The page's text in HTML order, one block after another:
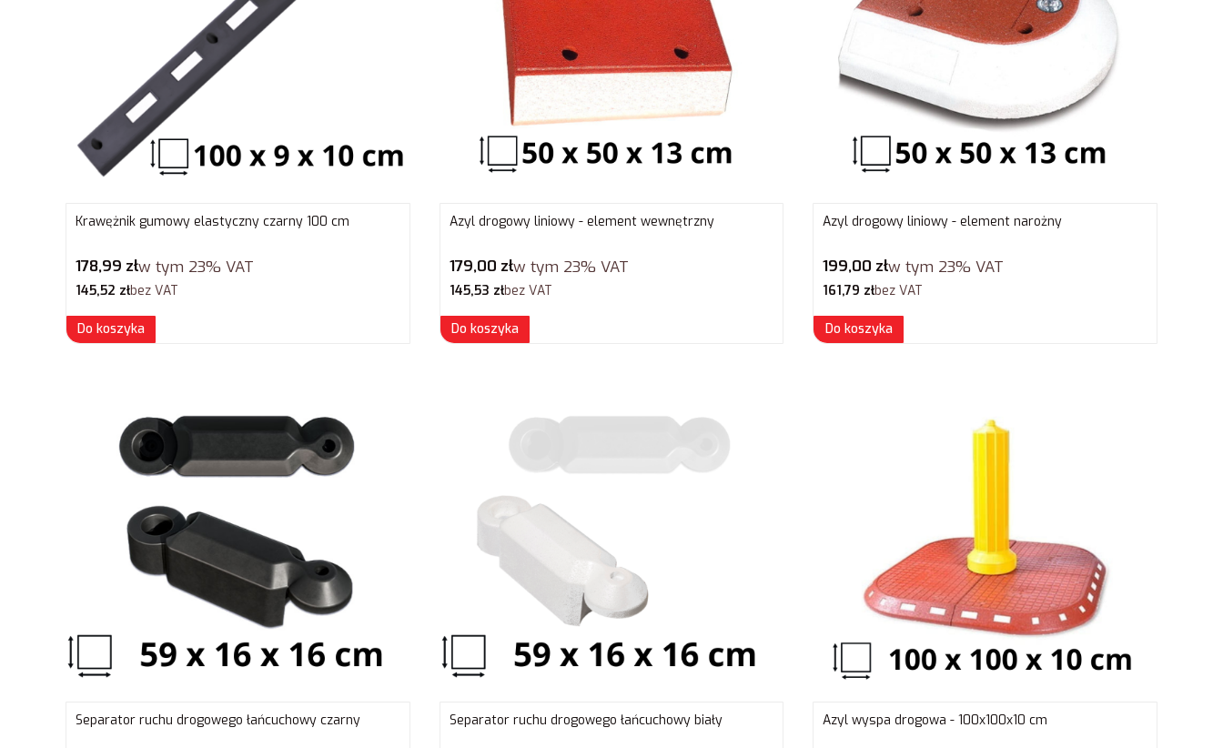
Krawężnik gumowy elastyczny czarny 100 cm
Cena brutto
178,99 złw tym 23% VAT
Cena netto
145,52 złbez VAT
Do koszyka
Azyl drogowy liniowy - element wewnętrzny
Cena brutto
179,00 złw tym 23% VAT
Cena netto
145,53 złbez VAT
Do koszyka
Azyl drogowy liniowy - element narożny
Cena brutto
199,00 złw tym 23%VAT
Cena netto
161,79 złbez VAT
Do koszyka
Separator ruchu drogowego łańcuchowy czarny Separator ruchu drogowego łańcuchowy biały Azyl wyspa drogowa - 100x100x10 cm